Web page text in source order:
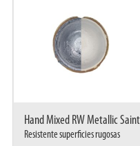
Hand Mixed RW Metallic Saint
Resistente superficies rugosas